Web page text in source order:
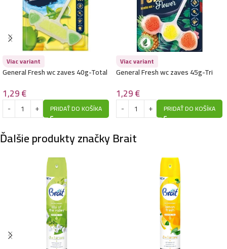
Viac variant
General Fresh wc zaves 40g-Total
1,29€
PRIDAŤ DO KOŠÍKA
Viac variant
General Fresh wc zaves 45g-Tri
1,29€
PRIDAŤ DO KOŠÍKA
Ďalšie produkty značky Brait